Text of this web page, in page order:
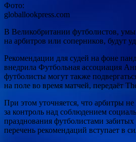
Фото:
globallookpress.com
В Великобритании футболистов,
на арбитров или соперников, будут
Рекомендации для судей на фоне
внедрила Футбольная ассоциация
футболисты могут также
на поле во время матчей, передаёт
При этом уточняется, что арбитры не
за контроль над соблюдением
празднования футболистами
перечень рекомендаций вступает в